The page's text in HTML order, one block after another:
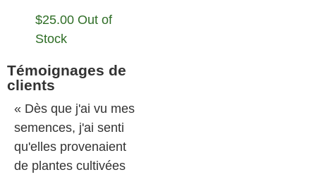
$25.00 Out of
Stock
Témoignages de
clients
« Dès que j'ai vu mes
semences, j'ai senti
qu'elles provenaient
de plantes cultivées